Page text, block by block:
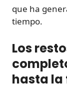
que ha
tiempo.
Los
hasta la